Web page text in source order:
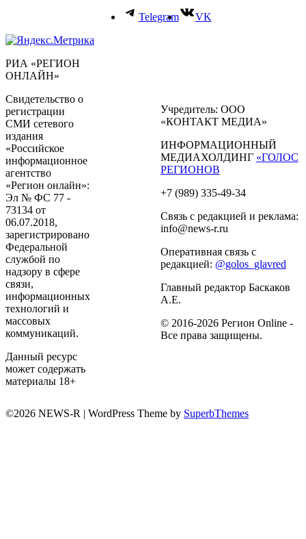
Telegram VK
РИА «РЕГИОН
ОНЛАЙН»
Свидетельство о
регистрации
СМИ сетевого
издания
«Российское
информационное
агентство
«Регион онлайн»:
Эл № ФС 77 -
73134 от
06.07.2018,
зарегистрировано
Федеральной
службой по
надзору в сфере
связи,
информационных
технологий и
массовых
коммуникаций.
Данный ресурс
может содержать
материалы 18+
Учредитель: ООО
«КОНТАКТ МЕДИА»
ИНФОРМАЦИОННЫЙ
МЕДИАХОЛДИНГ «ГОЛОС
РЕГИОНОВ
+7 (989) 335-49-34
Связь с редакцией и реклама:
info@news-r.ru
Оперативная связь с
редакцией: @golos_glavred
Главный редактор Баскаков
А.Е.
© 2016-2026 Регион Online -
Все права защищены.
©2026 NEWS-R | WordPress Theme by SuperbThemes